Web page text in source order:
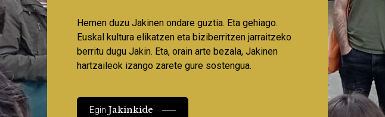
Hemen duzu Jakinen ondare guztia. Eta gehiago.
Euskal kultura elikatzen eta biziberritzen jarraitzeko
berritu dugu Jakin. Eta, orain arte bezala, Jakinen
hartzaileok izango zarete gure sostengua.
EginJakinkide